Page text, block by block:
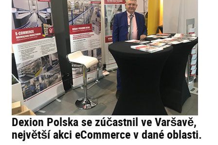
Dexion Polska se zúčastnil ve Varšavě,
největší akci eCommerce v dané oblasti.